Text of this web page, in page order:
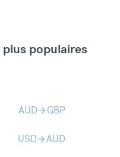
plus populaires
AUDarrow_forward GBP
USDarrow_forwardAUD